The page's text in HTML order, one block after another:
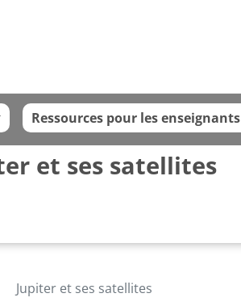
Ressources pour les enseignants
et ses satellites
Jupiter et ses satellites